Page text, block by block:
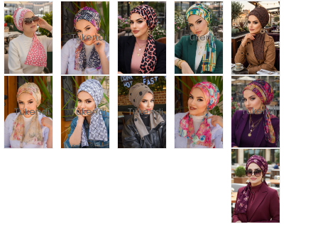
Tükendi Tükendi
Tükendi Tükendi Tükendi Tükendi